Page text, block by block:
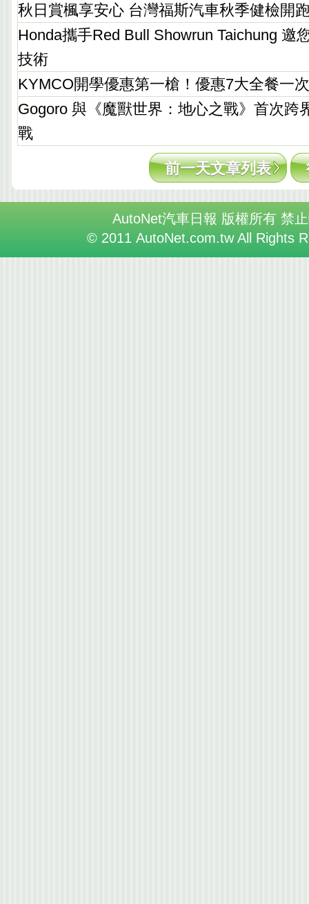
秋日賞楓享安心 台灣福斯汽車秋季健檢開
Honda攜手Red Bull Showrun Taichung 邀
技術
KYMCO開學優惠第一槍！優惠7大全餐一
Gogoro 與《魔獸世界：地心之戰》首次跨
戰
前一天文章列表
AutoNet汽車日報 版權所有 禁
© 2011 AutoNet.com.tw All Rights